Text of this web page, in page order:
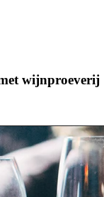
wijnproeverij